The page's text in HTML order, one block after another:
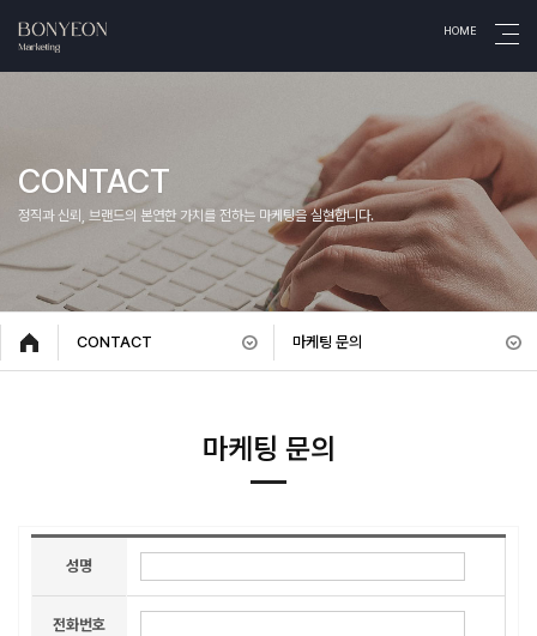
HOME
CONTACT
정직과 신뢰, 브랜드의 본연한 가치를 전하는 마케팅을 실현합니다.
CONTACT 마케팅 문의
마케팅 문의
성명
전화번호